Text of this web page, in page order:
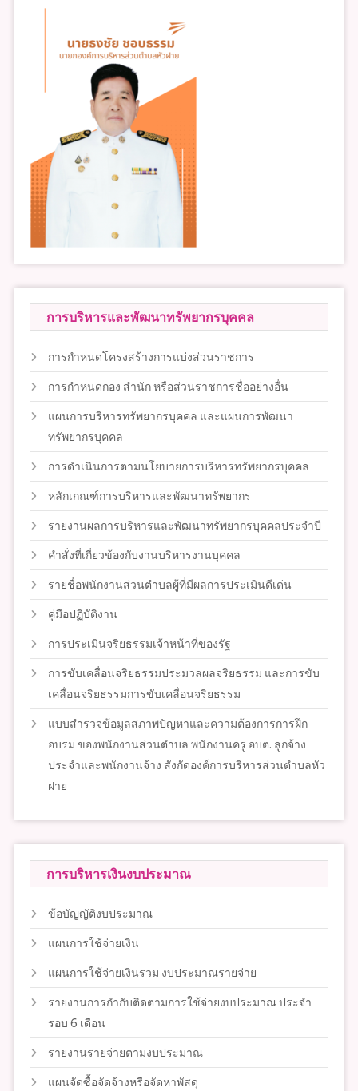
การบริหารและพัฒนาทรัพยากรบุคคล
การกำหนดโครงสร้างการแบ่งส่วนราชการ
การกำหนดกอง สำนัก หรือส่วนราชการชื่ออย่างอื่น
แผนการบริหารทรัพยากรบุคคล และแผนการพัฒนา
ทรัพยากรบุคคล
การดำเนินการตามนโยบายการบริหารทรัพยากรบุคคล
หลักเกณฑ์การบริหารและพัฒนาทรัพยากร
รายงานผลการบริหารและพัฒนาทรัพยากรบุคคลประจำปี
คำสั่งที่เกี่ยวข้องกับงานบริหารงานบุคคล
รายชื่อพนักงานส่วนตำบลผู้ที่มีผลการประเมินดีเด่น
คู่มือปฏิบัติงาน
การประเมินจริยธรรมเจ้าหน้าที่ของรัฐ
การขับเคลื่อนจริยธรรมประมวลผลจริยธรรม และการขับ
เคลื่อนจริยธรรมการขับเคลื่อนจริยธรรม
แบบสำรวจข้อมูลสภาพปัญหาและความต้องการการฝึก
อบรม ของพนักงานส่วนตำบล พนักงานครู อบต. ลูกจ้าง
ประจำและพนักงานจ้าง สังกัดองค์การบริหารส่วนตำบลหัว
ฝาย
การบริหารเงินงบประมาณ
ข้อบัญญัติงบประมาณ
แผนการใช้จ่ายเงิน
แผนการใช้จ่ายเงินรวม งบประมาณรายจ่าย
รายงานการกำกับติดตามการใช้จ่ายงบประมาณ ประจำ
รอบ 6 เดือน
รายงานรายจ่ายตามงบประมาณ
แผนจัดซื้อจัดจ้างหรือจัดหาพัสดุ